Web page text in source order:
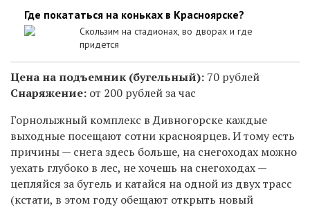
Где покататься на коньках в Красноярске?
Скользим на стадионах, во дворах и где
придется
Цена на подъемник (бугельный): 70 рублей
Снаряжение: от 200 рублей за час
Горнолыжный комплекс в Дивногорске каждые
выходные посещают сотни красноярцев. И тому есть
причины — снега здесь больше, на снегоходах можно
уехать глубоко в лес, не хочешь на снегоходах —
цепляйся за бугель и катайся на одной из двух трасс
(кстати, в этом году обещают открыть новый